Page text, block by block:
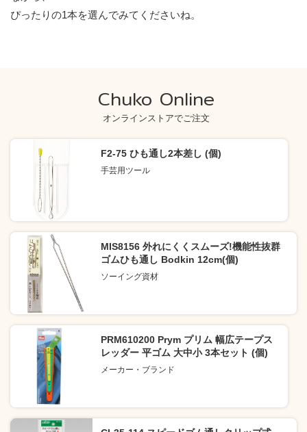
ぴったりの1本を選んでみてくださいね。
Chuko Online
オンラインストアでご注文
F2-75 ひも通し2本差し (個)
手芸用ツール
MIS8156 外れにくくスムーズ!機能性抜群
ゴムひも通し Bodkin 12cm(個)
ソーイング資材
PRM610200 Prym プリム 幅広テープス
レッダー 平ゴム 大中小 3本セット (個)
メーカー・ブランド